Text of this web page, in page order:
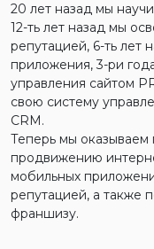
20 лет назад мы
12-ть лет назад мы
репутацией, 6-ть лет
приложения, 3-ри
управления сайтом
свою систему
CRM.
Теперь мы
продвижению
мобильных
репутацией, а также
франшизу.